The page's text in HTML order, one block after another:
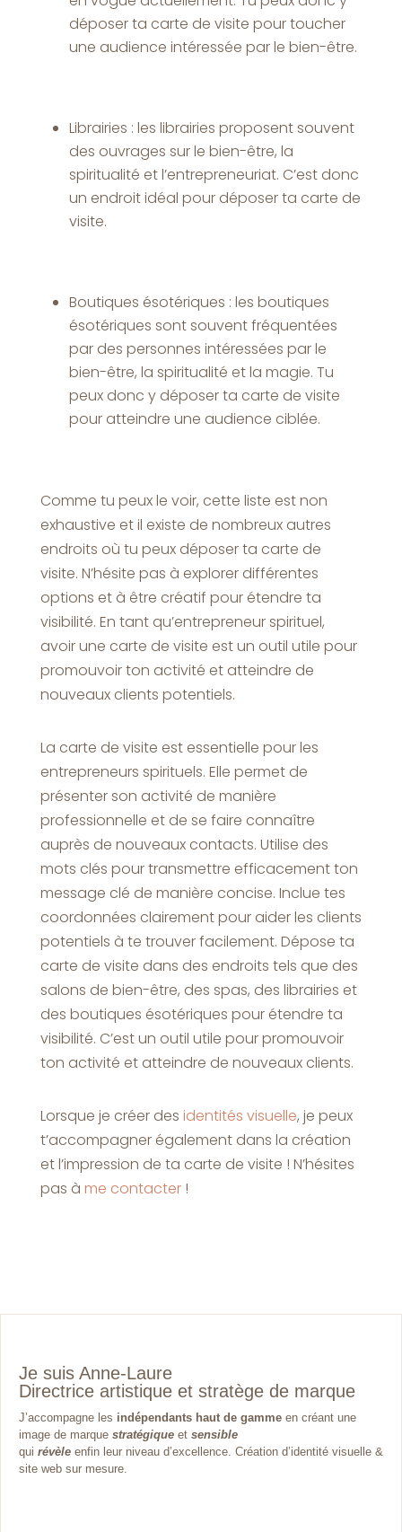
déposer ta carte de visite pour toucher
une audience intéressée par le bien-être.
Librairies : les librairies proposent souvent
des ouvrages sur le bien-être, la
spiritualité et l’entrepreneuriat. C’est donc
un endroit idéal pour déposer ta carte de
visite.
Boutiques ésotériques : les boutiques
ésotériques sont souvent fréquentées
par des personnes intéressées par le
bien-être, la spiritualité et la magie. Tu
peux donc y déposer ta carte de visite
pour atteindre une audience ciblée.
Comme tu peux le voir, cette liste est non
exhaustive et il existe de nombreux autres
endroits où tu peux déposer ta carte de
visite. N’hésite pas à explorer différentes
options et à être créatif pour étendre ta
visibilité. En tant qu’entrepreneur spirituel,
avoir une carte de visite est un outil utile pour
promouvoir ton activité et atteindre de
nouveaux clients potentiels.
La carte de visite est essentielle pour les
entrepreneurs spirituels. Elle permet de
présenter son activité de manière
professionnelle et de se faire connaître
auprès de nouveaux contacts. Utilise des
mots clés pour transmettre efficacement ton
message clé de manière concise. Inclue tes
coordonnées clairement pour aider les clients
potentiels à te trouver facilement. Dépose ta
carte de visite dans des endroits tels que des
salons de bien-être, des spas, des librairies et
des boutiques ésotériques pour étendre ta
visibilité. C’est un outil utile pour promouvoir
ton activité et atteindre de nouveaux clients.
Lorsque je créer des identités visuelle, je peux
t’accompagner également dans la création
et l’impression de ta carte de visite ! N’hésites
pas à me contacter !
Je suis Anne-Laure
Directrice artistique et stratège de marque
J’accompagne les indépendants haut de gamme en créant une
image de marque stratégique et sensible
qui révèle enfin leur niveau d’excellence. Création d’identité visuelle &
site web sur mesure.